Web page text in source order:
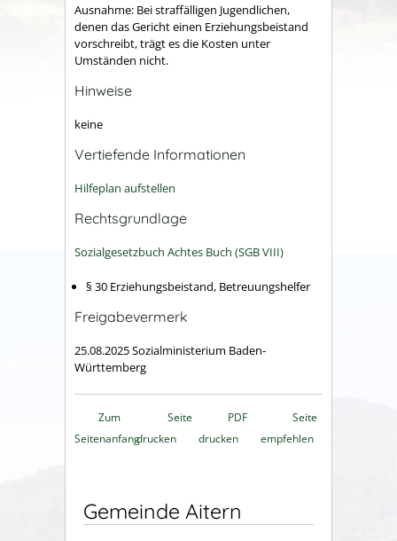
Ausnahme: Bei straffälligen Jugendlichen,
denen das Gericht einen Erziehungsbeistand
vorschreibt, trägt es die Kosten unter
Umständen nicht.
Hinweise
keine
Vertiefende Informationen
Hilfeplan aufstellen
Rechtsgrundlage
Sozialgesetzbuch Achtes Buch (SGB VIII)
§ 30 Erziehungsbeistand, Betreuungshelfer
Freigabevermerk
25.08.2025 Sozialministerium Baden-
Württemberg
Zum
Seitenanfang
Seite
drucken
PDF
drucken
Seite
empfehlen
Gemeinde Aitern